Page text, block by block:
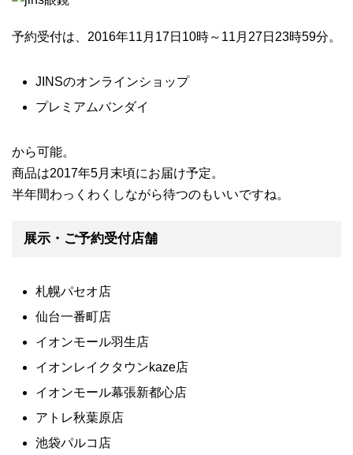
予約受付は、2016年11月17日10時～11月27日23時59分。
JINSのオンラインショップ
プレミアムバンダイ
から可能。
商品は2017年5月末頃にお届け予定。
半年間わっくわくしながら待つのもいいですね。
展示・ご予約受付店舗
札幌パセオ店
仙台一番町店
イオンモール羽生店
イオンレイクタウンkaze店
イオンモール幕張新都心店
アトレ秋葉原店
池袋パルコ店